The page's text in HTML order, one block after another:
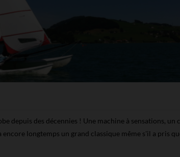
depuis des décennies ! Une machine à sensations,
longtemps un grand classique même s'il a pris